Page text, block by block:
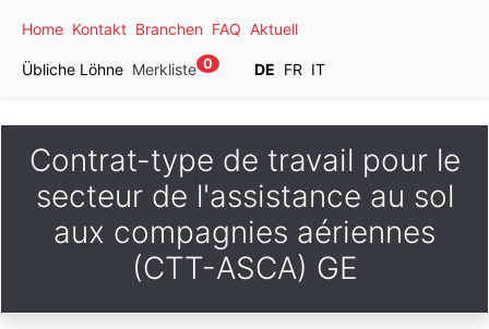
Home Kontakt Branchen FAQ Aktuell
Übliche Löhne Merkliste 0 DE FR IT
Contrat-type de travail pour le
secteur de l'assistance au sol
aux compagnies aériennes
(CTT-ASCA) GE